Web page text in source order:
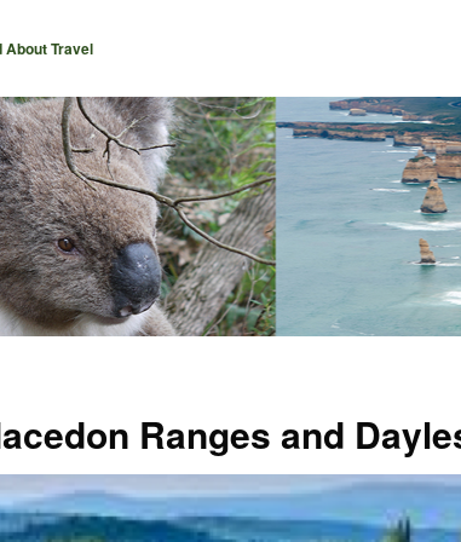
About Travel
Ranges and